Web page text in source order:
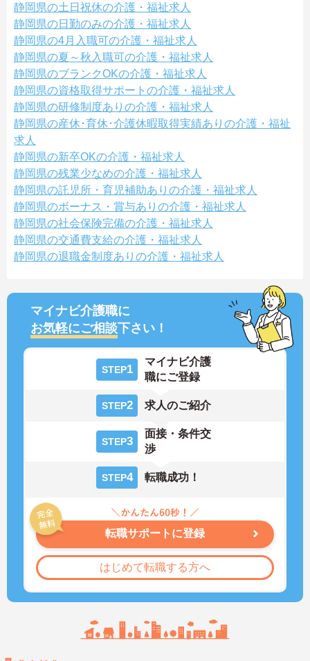
静岡県の土日祝休の介護・福祉求人
静岡県の日勤のみの介護・福祉求人
静岡県の4月入職可の介護・福祉求人
静岡県の夏～秋入職可の介護・福祉求人
静岡県のブランクOKの介護・福祉求人
静岡県の資格取得サポートの介護・福祉求人
静岡県の研修制度ありの介護・福祉求人
静岡県の産休･育休･介護休暇取得実績ありの介護・福祉
求人
静岡県の新卒OKの介護・福祉求人
静岡県の残業少なめの介護・福祉求人
静岡県の託児所・育児補助ありの介護・福祉求人
静岡県のボーナス・賞与ありの介護・福祉求人
静岡県の社会保険完備の介護・福祉求人
静岡県の交通費支給の介護・福祉求人
静岡県の退職金制度ありの介護・福祉求人
マイナビ介護職に
お気軽にご相談下さい！
STEP1
マイナビ介護
職にご登録
STEP2 求人のご紹介
STEP3
面接・条件交
渉
STEP4 転職成功！
転職サポートに登録
はじめて転職する方へ